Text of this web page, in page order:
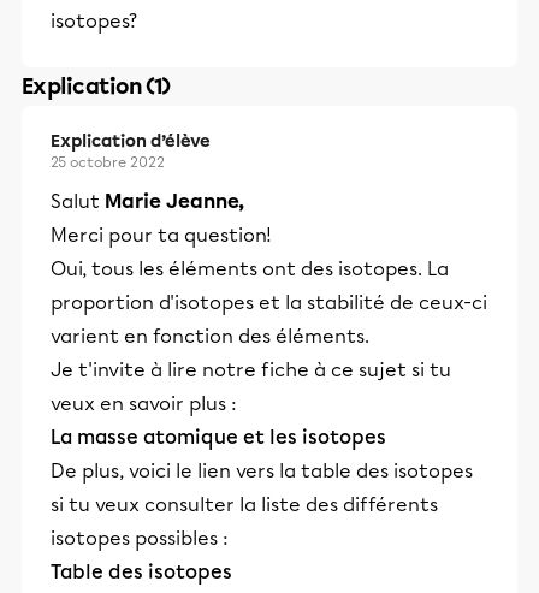
isotopes?
Explication (1)
Explication d’élève
25 octobre 2022
Salut Marie Jeanne,
Merci pour ta question!
Oui, tous les éléments ont des isotopes. La
proportion d'isotopes et la stabilité de ceux-ci
varient en fonction des éléments.
Je t'invite à lire notre fiche à ce sujet si tu
veux en savoir plus :
La masse atomique et les isotopes
De plus, voici le lien vers la table des isotopes
si tu veux consulter la liste des différents
isotopes possibles :
Table des isotopes